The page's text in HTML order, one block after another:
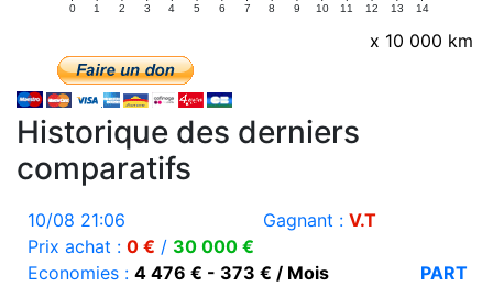
0 1 2 3 4 5 6 7 8 9 10 11 12 13 14
x 10 000 km
Historique des derniers
comparatifs
10/08 21:06 Gagnant : V.T
Prix achat : 0 € / 30 000 €
Economies : 4 476 € - 373 € / Mois
PART